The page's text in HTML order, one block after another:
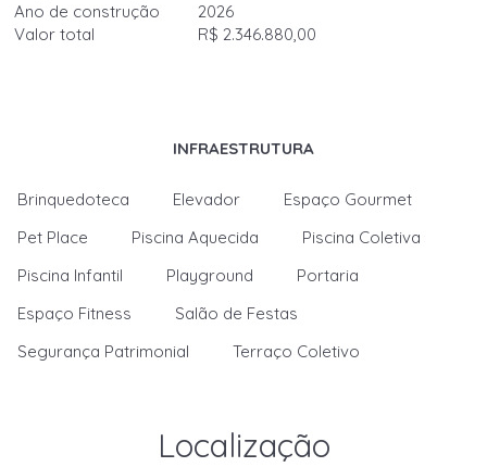
Ano de construção
2026
Valor total
R$ 2.346.880,00
INFRAESTRUTURA
Brinquedoteca Elevador
Espaço Gourmet
Pet Place
Piscina Aquecida
Piscina Coletiva
Piscina Infantil
Playground
Portaria
Espaço Fitness
Salão de Festas
Segurança Patrimonial
Terraço Coletivo
Localização